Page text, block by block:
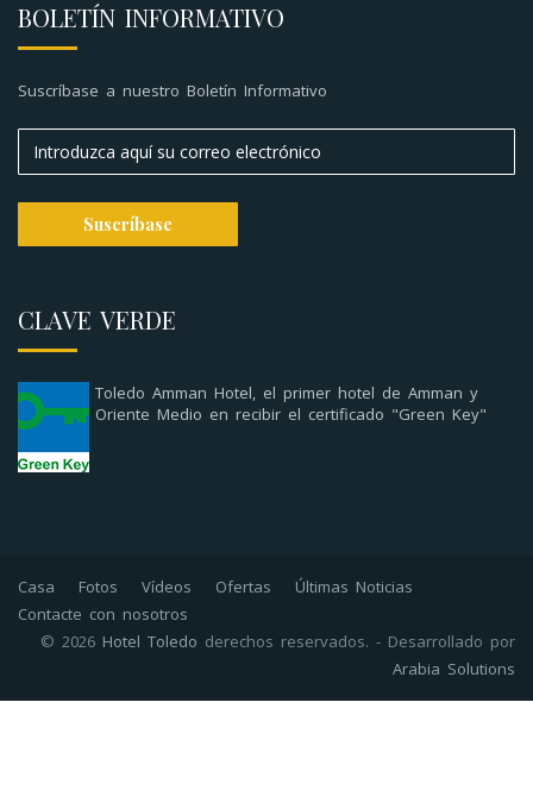
BOLETÍN INFORMATIVO
Suscríbase a nuestro Boletín Informativo
CLAVE VERDE
Toledo Amman Hotel, el primer hotel de Amman y
Oriente Medio en recibir el certificado "Green Key"
Casa Fotos Vídeos Ofertas
Últimas Noticias
Contacte con nosotros
© 2026 Hotel Toledo derechos reservados. - Desarrollado por
Arabia Solutions